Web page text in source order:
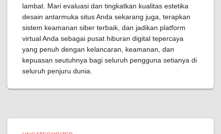
lambat. Mari evaluasi dan tingkatkan kualitas estetika
desain antarmuka situs Anda sekarang juga, terapkan
sistem keamanan siber terbaik, dan jadikan platform
virtual Anda sebagai pusat hiburan digital tepercaya
yang penuh dengan kelancaran, keamanan, dan
kepuasan seutuhnya bagi seluruh pengguna setianya di
seluruh penjuru dunia.